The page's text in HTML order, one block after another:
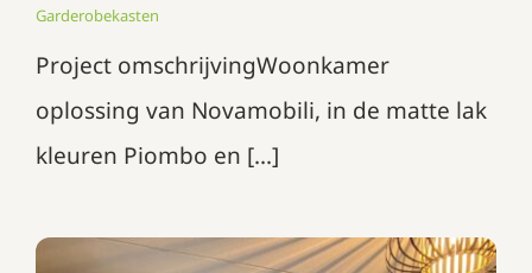
Garderobekasten
Project omschrijvingWoonkamer
oplossing van Novamobili, in de matte lak
kleuren Piombo en [...]